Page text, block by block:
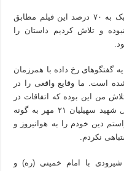
کارگردان «آسمان غرب» یادآور شد: نزدیک به ۷۰ درصد این فیلم مطابق
و تلاش کردیم داستان را
گفتگوهای رخ داده با همرزمان
است. ما وقایع واقعی را در
من این بوده که اتفاقات در
مسیر زندگی شهید رخ دهد. به گفتن مثال شهید سهیلیان ۲۱ مهر به گونه
دین خودم را به هوانیروز و
نکردم.
با امام خمینی (ره) و